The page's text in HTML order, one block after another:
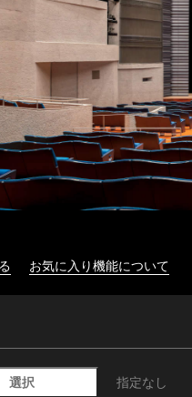
お気に入り機能について
選択 指定なし